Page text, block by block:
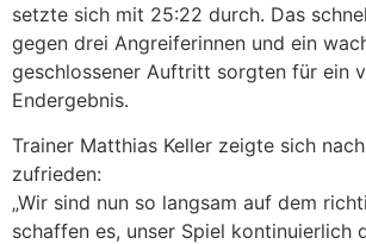
setzte sich mit 25:22 durch. Das
gegen drei Angreiferinnen und ein
geschlossener Auftritt sorgten für ein
Endergebnis.
Trainer Matthias Keller zeigte sich
zufrieden:
„Wir sind nun so langsam auf dem
schaffen es, unser Spiel kontinuierlich